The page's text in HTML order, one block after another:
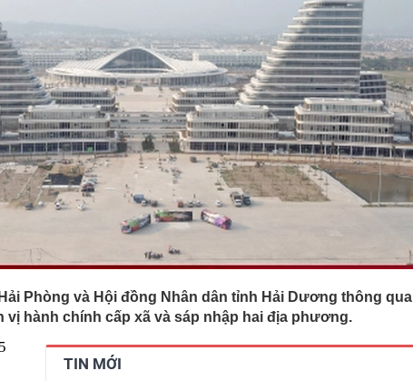
thì xin chúc mừng!
hiệu thời trang Việt thông báo đóng cửa sau 5 năm vận hành,
"không phải lúc nào cũng đẹp như trong ảnh"
Minh bất ngờ bổ nhiệm 2 Phó Tổng Giám đốc mới
Ô tô lưu thông một chiều đường Cách mạng Tháng Tám để thi
số 2
lần đầu xảy ra ở series Chị Chị Em Em của NSX Will Vũ
hàng không hãng Vietnam Airlines mang quốc tịch Hàn Quốc:
ở TP.HCM sống 1 mình, mê nhất là đi xe ôm công nghệ
xã ở Lai Châu: Không tiếp nhận tiền từ thiện của Huấn Hoa
có 24 bồn nước
Phòng và Hội đồng Nhân dân tỉnh Hải Dương thông qua
vị hành chính cấp xã và sáp nhập hai địa phương.
TIN MỚI